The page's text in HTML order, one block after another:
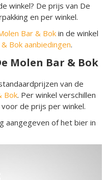
winkel? De prijs van De
en per winkel.
Bar & Bokin de winkel
Bok aanbiedingen.
Molen Bar & Bok
van de
Bok. Per winkel verschillen
de prijs per winkel.
aangegeven of het bier in